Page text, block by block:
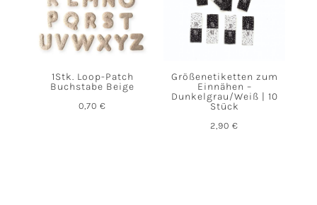
1Stk. Loop-Patch
Buchstabe Beige
0,70€
Größenetiketten zum
Einnähen –
Dunkelgrau/Weiß | 10
Stück
2,90€